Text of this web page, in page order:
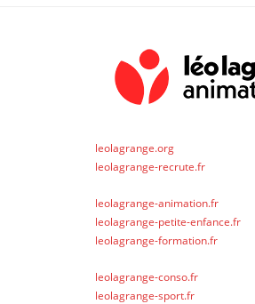
leolagrange.org
leolagrange-recrute.fr
leolagrange-animation.fr
leolagrange-petite-enfance.fr
leolagrange-formation.fr
leolagrange-conso.fr
leolagrange-sport.fr